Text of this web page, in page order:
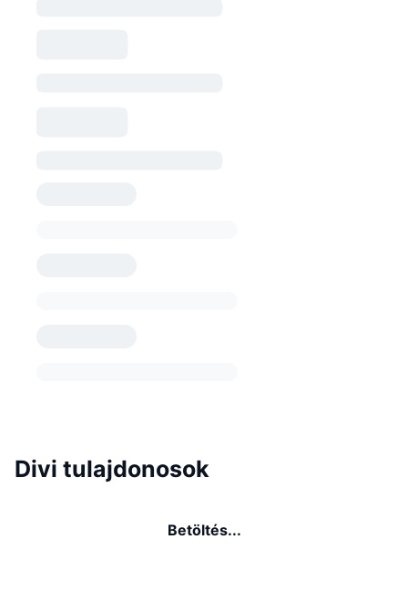
Divi tulajdonosok
Betöltés...